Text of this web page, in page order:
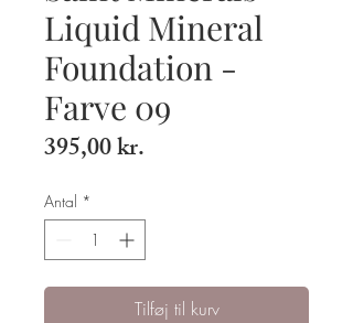
Liquid Mineral
Foundation -
Farve 09
395,00 kr.
Antal *
Tilføj til kurv